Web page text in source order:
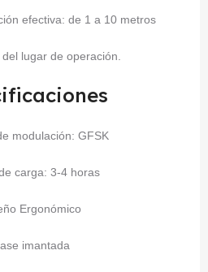
efectiva: de 1 a 10 metros
lugar de operación.
modulación: GFSK
carga: 3-4 horas
Ergonómico
imantada